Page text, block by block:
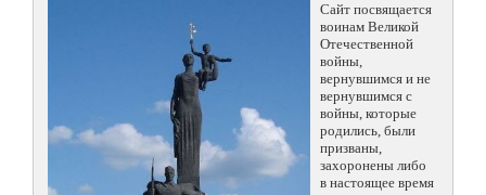
Сайт посвящается
воинам Великой
Отечественной
войны,
вернувшимся и не
вернувшимся с
войны, которые
родились, были
призваны,
захоронены либо
в настоящее время